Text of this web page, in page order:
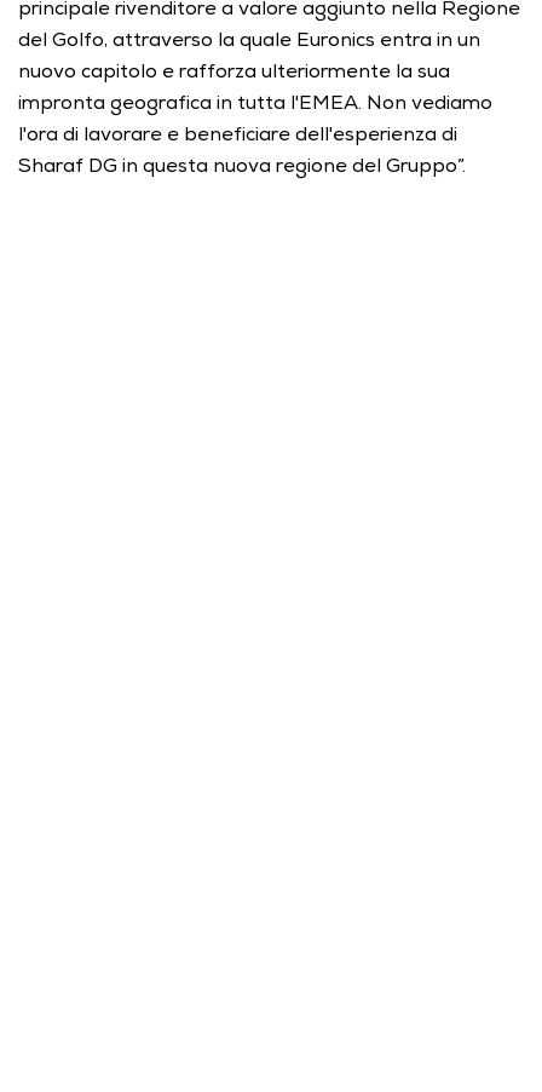
principale rivenditore a valore aggiunto nella Regione
del Golfo, attraverso la quale Euronics entra in un
nuovo capitolo e rafforza ulteriormente la sua
impronta geografica in tutta l'EMEA. Non vediamo
l'ora di lavorare e beneficiare dell'esperienza di
Sharaf DG in questa nuova regione del Gruppo”.